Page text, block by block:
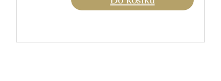
Reversées
množství